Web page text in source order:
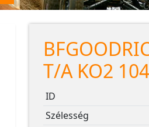
T/A KO2
ID
Szélesség